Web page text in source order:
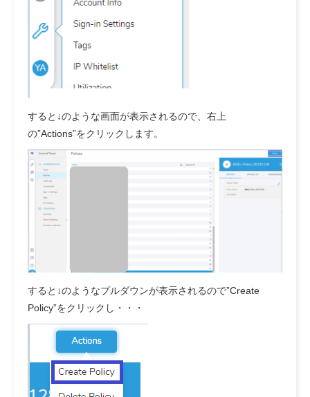
すると↓のような画面が表示されるので、右上
の”Actions”をクリックします。
すると↓のようなプルダウンが表示されるので”Create
Policy”をクリックし・・・